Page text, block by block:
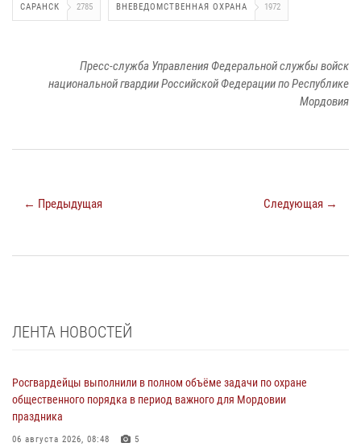
САРАНСК 2785 ВНЕВЕДОМСТВЕННАЯ ОХРАНА 1972
Пресс-служба Управления Федеральной службы войск
национальной гвардии Российской Федерации по Республике
Мордовия
← Предыдущая Следующая →
ЛЕНТА НОВОСТЕЙ
Росгвардейцы выполнили в полном объёме задачи по охране
общественного порядка в период важного для Мордовии
праздника
06 августа 2026, 08:48 5